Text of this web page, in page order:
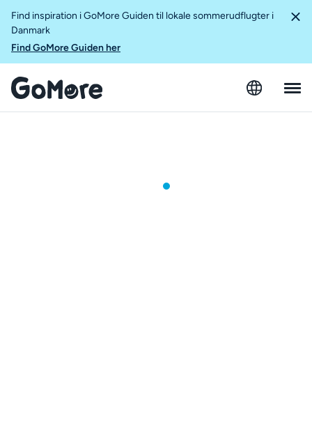
Find inspiration i GoMore Guiden til lokale sommerudflugter i
Danmark
Find GoMore Guiden her